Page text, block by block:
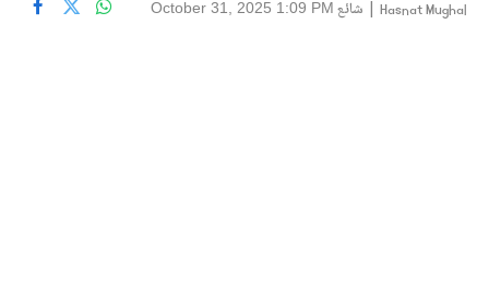
Hasnat Mughal
| شائع October 31, 2025 1:09 PM